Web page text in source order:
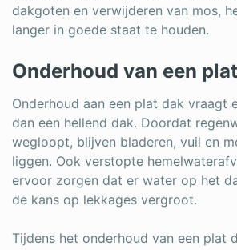
dakgoten en verwijderen van mos,
langer in goede staat te houden.
Onderhoud van een
Onderhoud aan een plat dak vraagt
dan een hellend dak. Doordat
wegloopt, blijven bladeren, vuil en
liggen. Ook verstopte
ervoor zorgen dat er water op het
de kans op lekkages vergroot.
Tijdens het onderhoud van een plat